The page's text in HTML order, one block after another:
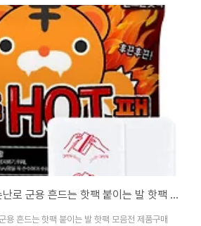
군인 핫팩 150g 지속시간 약 15시간 20개 : 만화
어] 생활용품/IT/캠핑용품
무, 동계 활동시 근육통, 뼈가 저릴때 등
, 스키 등 레저 활동 시 캠핑 시 침낭안에 김일
겨울 캠핑 골프 등산 손난로 군용 흔드는 핫팩 붙이는 발 핫팩 모음전
용 흔드는 핫팩 붙이는 발 핫팩 모음전 제품구매